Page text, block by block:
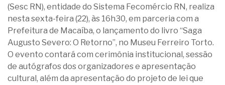
(Sesc RN), entidade do Sistema Fecomércio RN, realiza
nesta sexta-feira (22), às 16h30, em parceria com a
Prefeitura de Macaíba, o lançamento do livro “Saga
Augusto Severo: O Retorno”, no Museu Ferreiro Torto.
O evento contará com cerimônia institucional, sessão
de autógrafos dos organizadores e apresentação
cultural, além da apresentação do projeto de lei que